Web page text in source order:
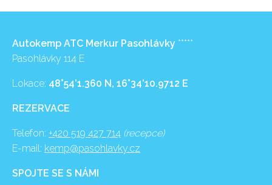
Autokemp ATC Merkur Pasohlávky *****
Pasohlávky 114 E
Lokace: 48°54’1.360 N, 16°34’10.9712 E
REZERVACE
Telefon: +420 519 427 714 (recepce)
E-mail: kemp@pasohlavky.cz
SPOJTE SE S NÁMI